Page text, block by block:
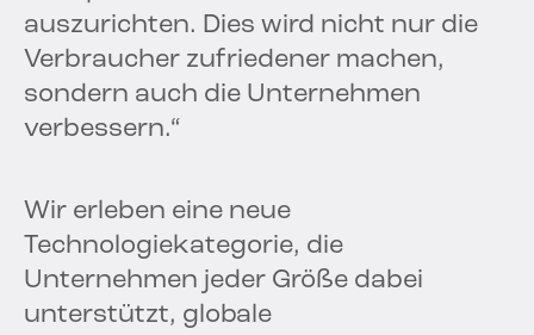
auszurichten. Dies wird nicht nur die
Verbraucher zufriedener machen,
sondern auch die Unternehmen
verbessern.“
Wir erleben eine neue
Technologiekategorie, die
Unternehmen jeder Größe dabei
unterstützt, globale